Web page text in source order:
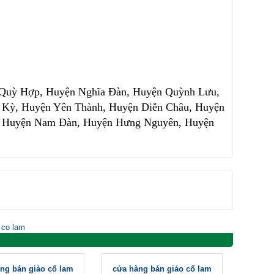
Hợp, Huyện Nghĩa Đàn, Huyện Quỳnh Lưu,
Huyện Yên Thành, Huyện Diễn Châu, Huyện
Nam Đàn, Huyện Hưng Nguyên, Huyện
lam
bán giảo cổ lam cửa hàng bán giảo cổ lam